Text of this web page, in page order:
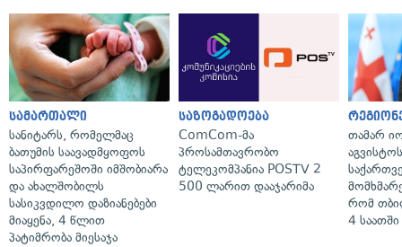
სამართალი
სანიტარს, რომელმაც
ბათუმის საავადმყოფოს
საპირფარეშოში იმშობიარა
და ახალშობილს
სასიკვდილო დაზიანებები
მიაყენა, 4 წლით
პატიმრობა მიესაჯა
საზოგადოება
ComCom-მა
პროსამთავრობო
ტელეკომპანია POSTV 2
500 ლარით დააჯარიმა
თამარ
რომ
4